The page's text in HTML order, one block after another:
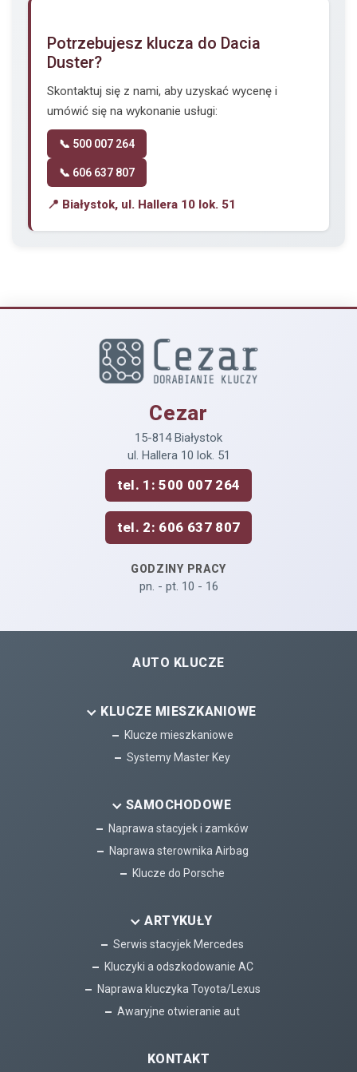
Potrzebujesz klucza do Dacia
Duster?
Skontaktuj się z nami, aby uzyskać wycenę i
umówić się na wykonanie usługi:
📞 500 007 264
📞 606 637 807
📍 Białystok, ul. Hallera 10 lok. 51
Cezar
15-814 Białystok
ul. Hallera 10 lok. 51
tel. 1: 500 007 264
tel. 2: 606 637 807
GODZINY PRACY
pn. - pt. 10 - 16
AUTO KLUCZE
KLUCZE MIESZKANIOWE
Klucze mieszkaniowe
Systemy Master Key
SAMOCHODOWE
Naprawa stacyjek i zamków
Naprawa sterownika Airbag
Klucze do Porsche
ARTYKUŁY
Serwis stacyjek Mercedes
Kluczyki a odszkodowanie AC
Naprawa kluczyka Toyota/Lexus
Awaryjne otwieranie aut
KONTAKT